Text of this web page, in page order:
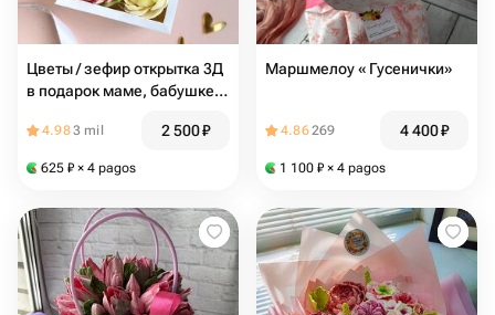
Цветы / зефир открытка 3Д
в подарок маме, бабушке,
комплимент, весна,
4.983 mil 2 500₽
625 ₽ × 4 pagos
Маршмелоу « Гусенички»
4.86269 4 400₽
1 100 ₽ × 4 pagos